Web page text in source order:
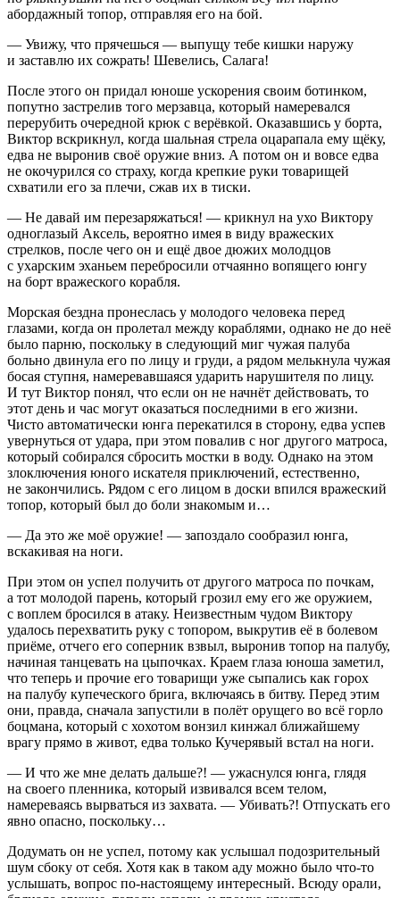
абордажный топор, отправляя его на бой.
— Увижу, что прячешься — выпущу тебе кишки наружу
и заставлю их сожрать! Шевелись, Салага!
После этого он придал юноше ускорения своим ботинком,
попутно застрелив того мерзавца, который намеревался
перерубить очередной крюк с верёвкой. Оказавшись у борта,
Виктор вскрикнул, когда шальная стрела оцарапала ему щёку,
едва не выронив своё оружие вниз. А потом он и вовсе едва
не окочурился со страху, когда крепкие руки товарищей
схватили его за плечи, сжав их в тиски.
— Не давай им перезаряжаться! — крикнул на ухо Виктору
одноглазый Аксель, вероятно имея в виду вражеских
стрелков, после чего он и ещё двое дюжих молодцов
с ухарским эханьем перебросили отчаянно вопящего юнгу
на борт вражеского корабля.
Морская бездна пронеслась у молодого человека перед
глазами, когда он пролетал между кораблями, однако не до неё
было парню, поскольку в следующий миг чужая палуба
больно двинула его по лицу и груди, а рядом мелькнула чужая
босая ступня, намеревавшаяся ударить нарушителя по лицу.
И тут Виктор понял, что если он не начнёт действовать, то
этот день и час могут оказаться последними в его жизни.
Чисто автоматически юнга перекатился в сторону, едва успев
увернуться от удара, при этом повалив с ног другого матроса,
который собирался сбросить мостки в воду. Однако на этом
злоключения юного искателя приключений, естественно,
не закончились. Рядом с его лицом в доски впился вражеский
топор, который был до боли знакомым и…
— Да это же моё оружие! — запоздало сообразил юнга,
вскакивая на ноги.
При этом он успел получить от другого матроса по почкам,
а тот молодой парень, который грозил ему его же оружием,
с воплем бросился в атаку. Неизвестным чудом Виктору
удалось перехватить руку с топором, выкрутив её в болевом
приёме, отчего его соперник взвыл, выронив топор на палубу,
начиная танцевать на цыпочках. Краем глаза юноша заметил,
что теперь и прочие его товарищи уже сыпались как горох
на палубу купеческого брига, включаясь в битву. Перед этим
они, правда, сначала запустили в полёт орущего во всё горло
боцмана, который с хохотом вонзил кинжал ближайшему
врагу прямо в живот, едва только Кучерявый встал на ноги.
— И что же мне делать дальше?! — ужаснулся юнга, глядя
на своего пленника, который извивался всем телом,
намереваясь вырваться из захвата. — Убивать?! Отпускать его
явно опасно, поскольку…
Додумать он не успел, потому как услышал подозрительный
шум сбоку от себя. Хотя как в таком аду можно было что-то
услышать, вопрос по-настоящему интересный. Всюду орали,